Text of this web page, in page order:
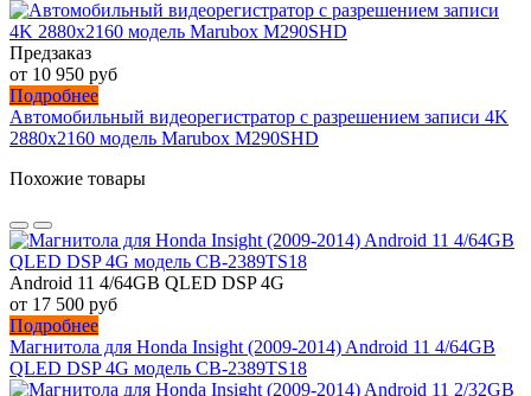
Предзаказ
от 10 950 руб
Подробнее
Автомобильный видеорегистратор с разрешением записи 4K
2880х2160 модель Marubox M290SHD
Похожие товары
Android 11 4/64GB QLED DSP 4G
от 17 500 руб
Подробнее
Магнитола для Honda Insight (2009-2014) Android 11 4/64GB
QLED DSP 4G модель CB-2389TS18